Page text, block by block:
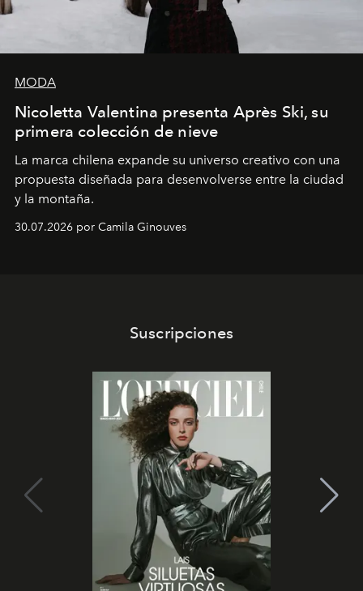
MODA
Nicoletta Valentina presenta Après Ski, su
primera colección de nieve
La marca chilena expande su universo creativo con una
propuesta diseñada para desenvolverse entre la ciudad
y la montaña.
30.07.2026 por Camila Ginouves
Suscripciones